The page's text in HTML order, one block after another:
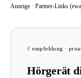
Anzeige · Partner-Links
// empfehlung ·
Hörgerät